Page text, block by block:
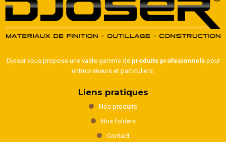
Djoser vous propose une vaste gamme de produits profesionnelspour
entrepreneurs et particuliers.
Liens pratiques
Nos produits
Nos folders
Contact